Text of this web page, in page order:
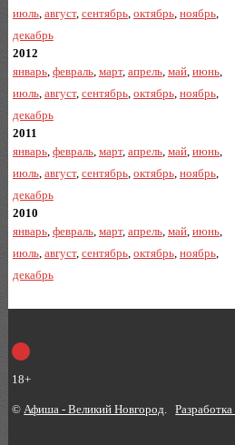
июль, август, сентябрь, октябрь, ноябрь,
декабрь
2012
январь, февраль, март, апрель, май, июнь,
июль, август, сентябрь, октябрь, ноябрь,
декабрь
2011
январь, февраль, март, апрель, май, июнь,
июль, август, сентябрь, октябрь, ноябрь,
декабрь
2010
январь, февраль, март, апрель, май, июнь,
июль, август, сентябрь, октябрь, ноябрь,
декабрь
18+
©Афиша - Великий Новгород.